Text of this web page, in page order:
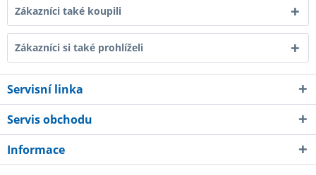
Zákazníci také koupili
Zákazníci si také prohlíželi
Servisní linka
Servis obchodu
Informace